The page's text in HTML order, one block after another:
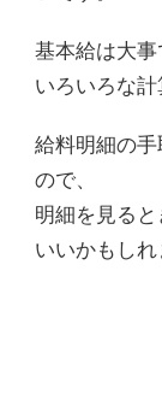
基本給は大事
いろいろな計
給料明細の
ので、
明細を見る
いいかもしれ